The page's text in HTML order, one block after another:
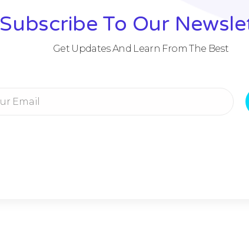
Subscribe To Our
Get Updates And Learn From The Best